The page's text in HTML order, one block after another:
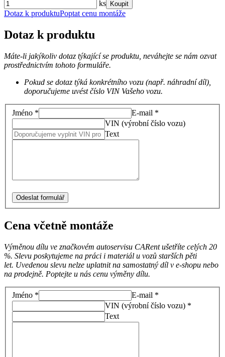
ks
Koupit
Dotaz k produktuPoptat cenu montáže
Dotaz k produktu
Máte-li jakýkoliv dotaz týkající se produktu, neváhejte se nám ozvat
prostřednictvím tohoto formuláře.
Pokud se dotaz týká konkrétního vozu (např. náhradní díl),
doporučujeme uvést číslo VIN Vašeho vozu.
Jméno *
E-mail *
VIN (výrobní číslo vozu)
Text
Odeslat formulář
Cena včetně montáže
Výměnou dílu ve značkovém autoservisu CARent ušetříte celých 20
%. Slevu poskytujeme na práci i materiál u vozů starších pěti
let. Uvedenou slevu nelze uplatnit na samostatný díl v e-shopu nebo
na prodejně. Poptejte u nás cenu výměny dílu.
Jméno *
E-mail *
VIN (výrobní číslo vozu) *
Text